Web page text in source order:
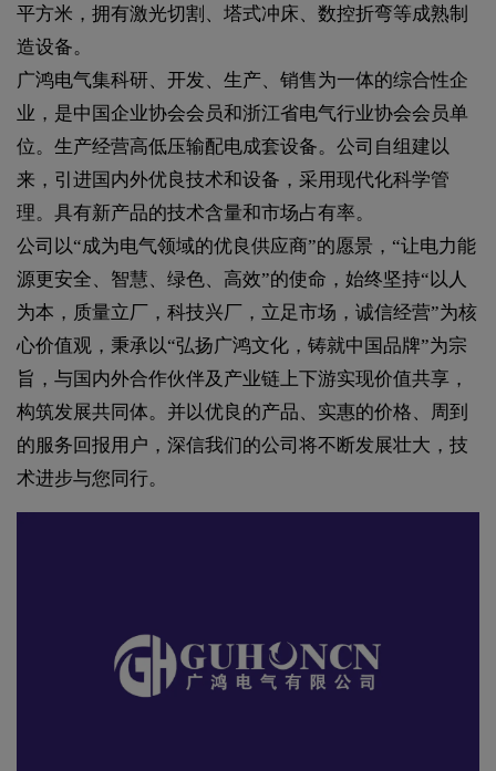
平方米，拥有激光切割、塔式冲床、数控折弯等成熟制
造设备。
广鸿电气集科研、开发、生产、销售为一体的综合性企
业，是中国企业协会会员和浙江省电气行业协会会员单
位。生产经营高低压输配电成套设备。公司自组建以
来，引进国内外优良技术和设备，采用现代化科学管
理。具有新产品的技术含量和市场占有率。
公司以“成为电气领域的优良供应商”的愿景，“让电力能
源更安全、智慧、绿色、高效”的使命，始终坚持“以人
为本，质量立厂，科技兴厂，立足市场，诚信经营”为核
心价值观，秉承以“弘扬广鸿文化，铸就中国品牌”为宗
旨，与国内外合作伙伴及产业链上下游实现价值共享，
构筑发展共同体。并以优良的产品、实惠的价格、周到
的服务回报用户，深信我们的公司将不断发展壮大，技
术进步与您同行。